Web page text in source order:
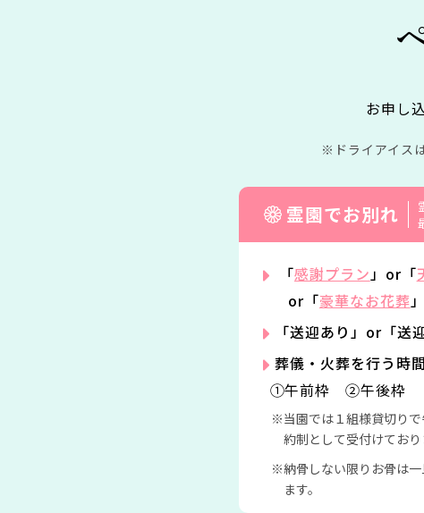
お申し
ドライアイス
霊園でお別れ
「感謝プラン」or「
or「豪華なお花葬
「送迎あり」or「送
葬儀・火葬を行う時
①午前枠 ②午後枠
当園では１組様貸切り
約制として受付けており
納骨しない限りお骨は
ます。